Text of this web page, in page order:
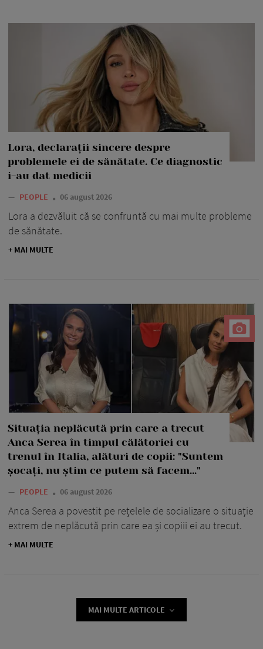
Lora, declarații sincere despre
problemele ei de sănătate. Ce diagnostic
i-au dat medicii
— PEOPLE 06 august 2026
Lora a dezvăluit că se confruntă cu mai multe probleme
de sănătate.
+ MAI MULTE
Situația neplăcută prin care a trecut
Anca Serea în timpul călătoriei cu
trenul în Italia, alături de copii: "Suntem
șocați, nu știm ce putem să facem..."
— PEOPLE 06 august 2026
Anca Serea a povestit pe rețelele de socializare o situație
extrem de neplăcută prin care ea și copiii ei au trecut.
+ MAI MULTE
MAI MULTE ARTICOLE